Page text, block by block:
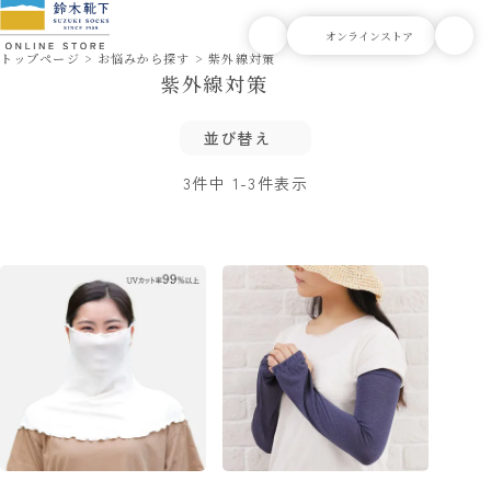
トップページ お悩みから探す 紫外線対策
紫外線対策
並び替え
3件中 1 -3 件表示